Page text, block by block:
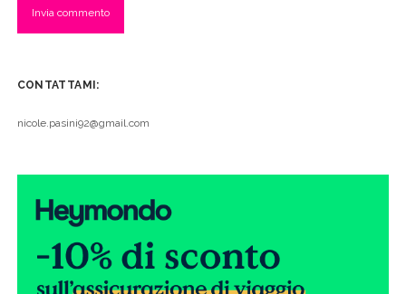
CONTATTAMI:
nicole.pasini92@gmail.com